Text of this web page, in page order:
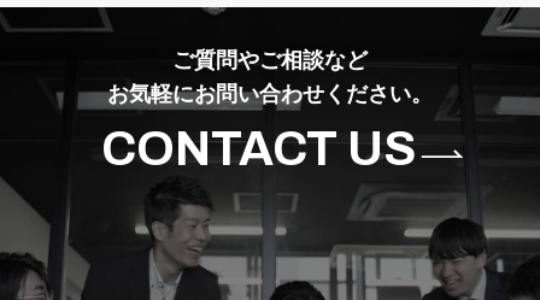
ご質問やご相談など
お気軽にお問い合わせください。
CONTACT US